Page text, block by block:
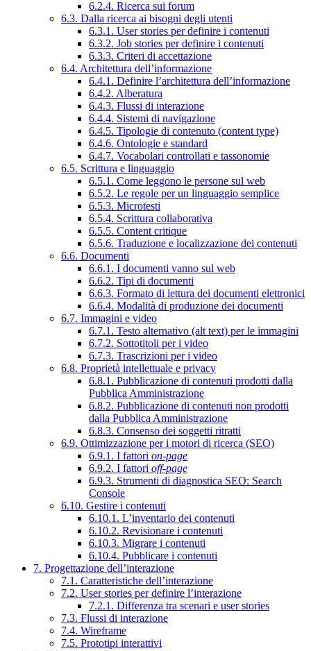
6.2.4. Ricerca sui forum
6.3. Dalla ricerca ai bisogni degli utenti
6.3.1. User stories per definire i contenuti
6.3.2. Job stories per definire i contenuti
6.3.3. Criteri di accettazione
6.4. Architettura dell’informazione
6.4.1. Definire l’architettura dell’informazione
6.4.2. Alberatura
6.4.3. Flussi di interazione
6.4.4. Sistemi di navigazione
6.4.5. Tipologie di contenuto (content type)
6.4.6. Ontologie e standard
6.4.7. Vocabolari controllati e tassonomie
6.5. Scrittura e linguaggio
6.5.1. Come leggono le persone sul web
6.5.2. Le regole per un linguaggio semplice
6.5.3. Microtesti
6.5.4. Scrittura collaborativa
6.5.5. Content critique
6.5.6. Traduzione e localizzazione dei contenuti
6.6. Documenti
6.6.1. I documenti vanno sul web
6.6.2. Tipi di documenti
6.6.3. Formato di lettura dei documenti elettronici
6.6.4. Modalità di produzione dei documenti
6.7. Immagini e video
6.7.1. Testo alternativo (alt text) per le immagini
6.7.2. Sottotitoli per i video
6.7.3. Trascrizioni per i video
6.8. Proprietà intellettuale e privacy
6.8.1. Pubblicazione di contenuti prodotti dalla
Pubblica Amministrazione
6.8.2. Pubblicazione di contenuti non prodotti
dalla Pubblica Amministrazione
6.8.3. Consenso dei soggetti ritratti
6.9. Ottimizzazione per i motori di ricerca (SEO)
6.9.1. I fattori on-page
6.9.2. I fattori off-page
6.9.3. Strumenti di diagnostica SEO: Search
Console
6.10. Gestire i contenuti
6.10.1. L’inventario dei contenuti
6.10.2. Revisionare i contenuti
6.10.3. Migrare i contenuti
6.10.4. Pubblicare i contenuti
7. Progettazione dell’interazione
7.1. Caratteristiche dell’interazione
7.2. User stories per definire l’interazione
7.2.1. Differenza tra scenari e user stories
7.3. Flussi di interazione
7.4. Wireframe
7.5. Prototipi interattivi